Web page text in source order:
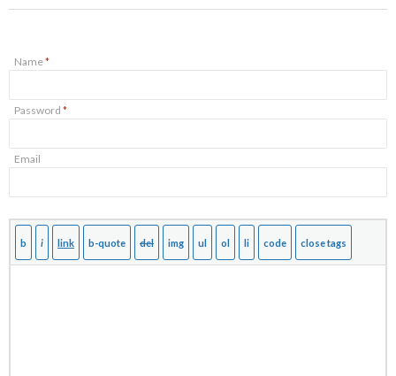
Name*
Password *
Email